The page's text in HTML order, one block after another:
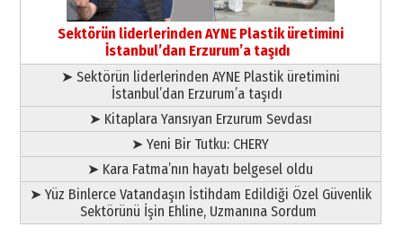
Bir fotoğraf, bir şehir, bir
gazeteci… Dizginler kimin
elinde?
A. Berhan Yılmaz
BİR BÖLÜM DEĞİL, BİR ÖMÜR
SEÇİYORSUNUZ… “NEDEN
ATATÜRK ÜNİVERSİTESİ?”
28 Temmuz 2026 Salı
Ahmet Gökhan YAZICI
Ahmed Yesevi’den bir Alperen…
”Reisimiz” idi… Hakka yürüdü.!
26 Mart 2026 Perşembe
Sektörün liderlerinden AYNE Plastik üretimini
İstanbul’dan Erzurum’a taşıdı
➤ Sektörün liderlerinden AYNE Plastik üretimini
İstanbul’dan Erzurum’a taşıdı
➤ Kitaplara Yansıyan Erzurum Sevdası
➤ Yeni Bir Tutku: CHERY
➤ Kara Fatma’nın hayatı belgesel oldu
➤ Yüz Binlerce Vatandaşın İstihdam Edildiği Özel Güvenlik
Sektörünü İşin Ehline, Uzmanına Sordum